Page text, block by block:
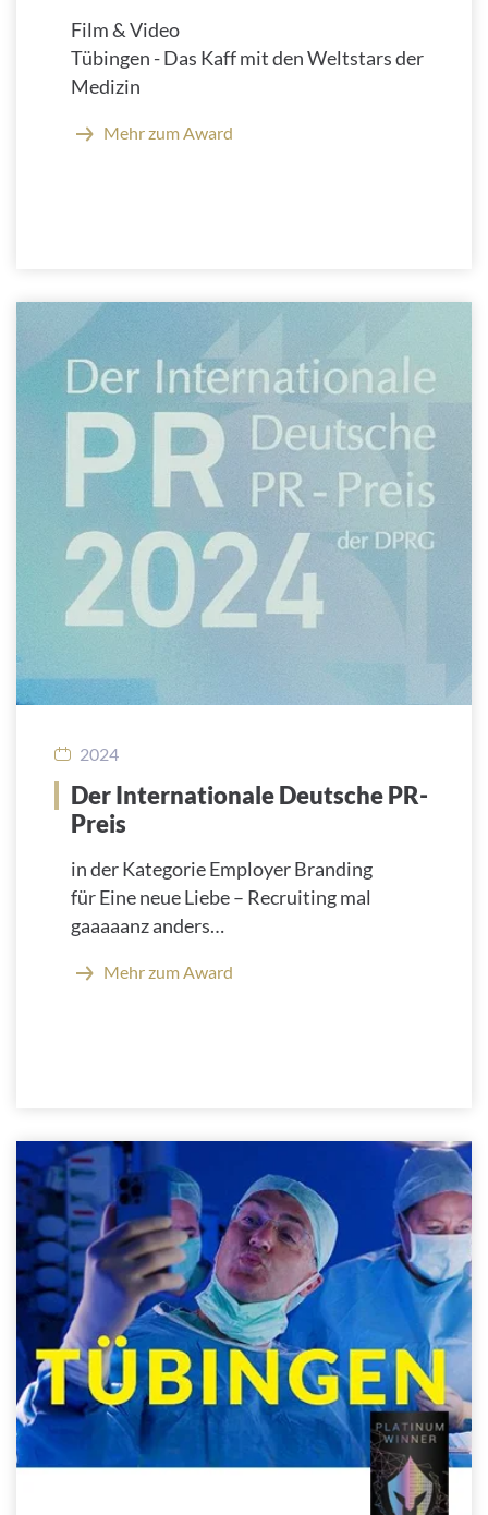
Film & Video
Tübingen - Das Kaff mit den Weltstars der
Medizin
Mehr zum Award
2024
Der Internationale Deutsche PR-
Preis
in der Kategorie Employer Branding
für Eine neue Liebe – Recruiting mal
gaaaaanz anders…
Mehr zum Award